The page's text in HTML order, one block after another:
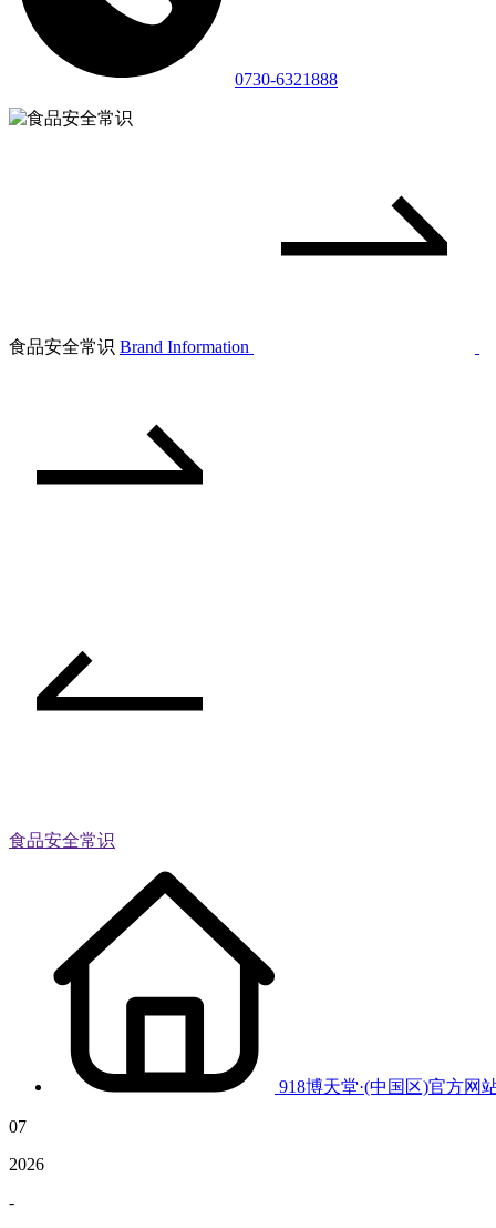
0730-6321888
食品安全常识 Brand Information
食品安全常识
918博天堂·(中国区)官方网
07
2026
-